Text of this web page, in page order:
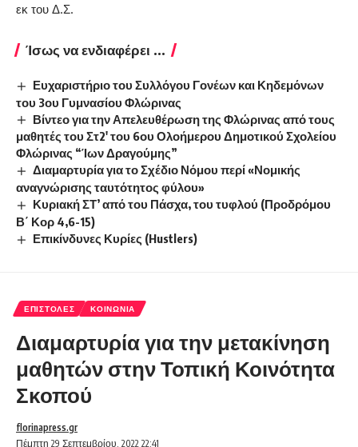
εκ του Δ.Σ.
Ίσως να ενδιαφέρει ...
Ευχαριστήριο του Συλλόγου Γονέων και Κηδεμόνων
του 3ου Γυμνασίου Φλώρινας
Βίντεο για την Απελευθέρωση της Φλώρινας από τους
μαθητές του Στ2′ του 6ου Ολοήμερου Δημοτικού Σχολείου
Φλώρινας “Ίων Δραγούμης”
Διαμαρτυρία για το Σχέδιο Νόμου περί «Νομικής
αναγνώρισης ταυτότητος φύλου»
Κυριακή ΣΤ’ από του Πάσχα, του τυφλού (Προδρόμου
Β΄ Κορ 4,6-15)
Επικίνδυνες Κυρίες (Hustlers)
ΕΠΙΣΤΟΛΈΣ ΚΟΙΝΩΝΊΑ
Διαμαρτυρία για την μετακίνηση
μαθητών στην Τοπική Κοινότητα
Σκοπού
Πέμπτη 29 Σεπτεμβρίου, 2022 22:41
florinapress.gr